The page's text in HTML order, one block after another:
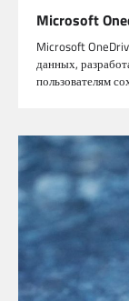
Microsoft
Microsoft
данных,
пользователям